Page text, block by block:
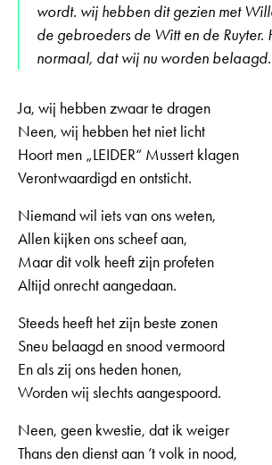
wordt. wij hebben dit gezien met
de gebroeders de Witt en de Ruyter.
normaal, dat wij nu worden
Ja, wij hebben zwaar te dragen
Neen, wij hebben het niet licht
Hoort men „LEIDER“ Mussert klagen
Verontwaardigd en ontsticht.
Niemand wil iets van ons weten,
Allen kijken ons scheef aan,
Maar dit volk heeft zijn profeten
Altijd onrecht aangedaan.
Steeds heeft het zijn beste zonen
Sneu belaagd en snood vermoord
En als zij ons heden honen,
Worden wij slechts aangespoord.
Neen, geen kwestie, dat ik weiger
Thans den dienst aan ’t volk in nood,